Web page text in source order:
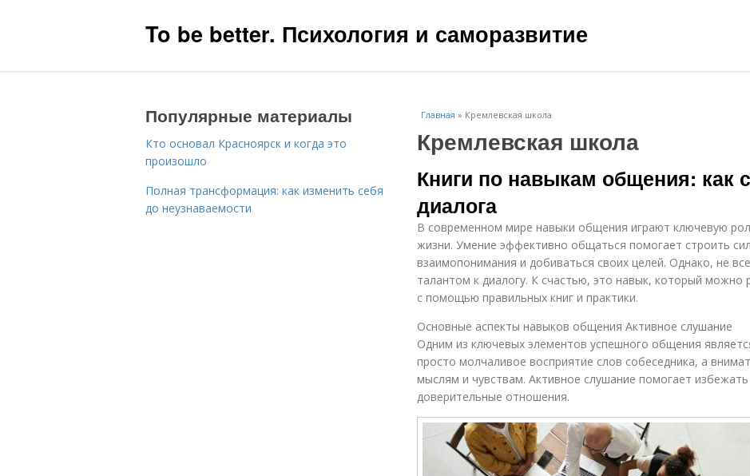
To be better. Психология и саморазвитие
Главная » Кремлевская школа
Кремлевская школа
Книги по навыкам общения: как
диалога
В современном мире навыки общения играют ключевую
жизни. Умение эффективно общаться помогает строить
взаимопонимания и добиваться своих целей. Однако, не
талантом к диалогу. К счастью, это навык, который можно
с помощью правильных книг и практики.
Основные аспекты навыков общения Активное слушание
Одним из ключевых элементов успешного общения
просто молчаливое восприятие слов собеседника, а
мыслям и чувствам. Активное слушание помогает
доверительные отношения.
Популярные материалы
Кто основал Красноярск и когда это
произошло
Полная трансформация: как изменить себя
до неузнаваемости